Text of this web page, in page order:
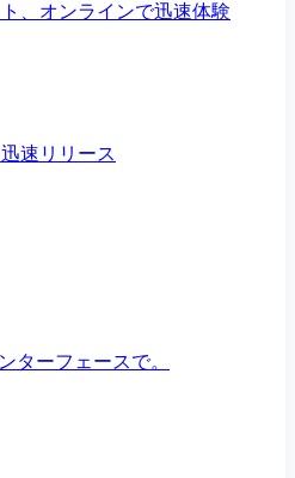
、オンラインで迅速体験
速リリース
ターフェースで。